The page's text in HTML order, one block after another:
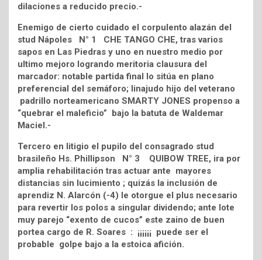
dilaciones a reducido precio.-
Enemigo de cierto cuidado el corpulento alazán del
stud Nápoles N° 1 CHE TANGO CHE, tras varios
sapos en Las Piedras y uno en nuestro medio por
ultimo mejoro logrando meritoria clausura del
marcador: notable partida final lo sitúa en plano
preferencial del semáforo; linajudo hijo del veterano
padrillo norteamericano SMARTY JONES propenso a
“quebrar el maleficio” bajo la batuta de Waldemar
Maciel.-
Tercero en litigio el pupilo del consagrado stud
brasileño Hs. Phillipson N° 3 QUIBOW TREE, ira por
amplia rehabilitación tras actuar ante mayores
distancias sin lucimiento ; quizás la inclusión de
aprendiz N. Alarcón (-4) le otorgue el plus necesario
para revertir los polos a singular dividendo; ante lote
muy parejo “exento de cucos” este zaino de buen
portea cargo de R. Soares : ¡¡¡¡¡¡ puede ser el
probable golpe bajo a la estoica afición.